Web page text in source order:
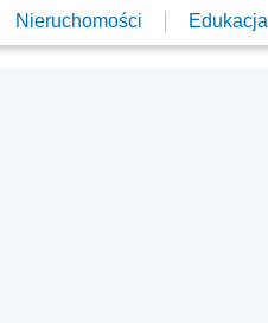
Nieruchomości Edukacja